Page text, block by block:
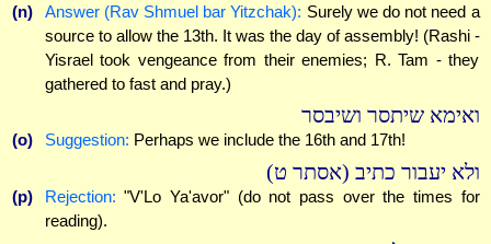
(n) Answer (Rav Shmuel bar Yitzchak): Surely we do not need a
source to allow the 13th. It was the day of assembly! (Rashi -
Yisrael took vengeance from their enemies; R. Tam - they
gathered to fast and pray.)
ואימא שיתסר ושיבסר
(o) Suggestion: Perhaps we include the 16th and 17th!
ולא יעבור כתיב (אסתר ט)
(p) Rejection: "V'Lo Ya'avor" (do not pass over the times for
reading).